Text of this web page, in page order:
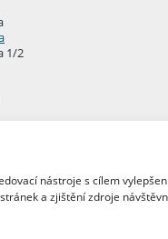
nástroje s cílem
a zjištění zdroje
1/2